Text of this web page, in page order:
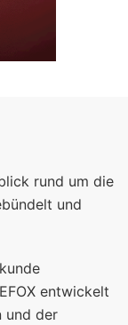
rund um die
und
entwickelt
und der